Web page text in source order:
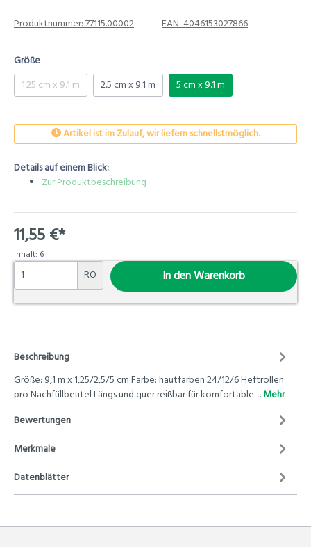
Produktnummer:77115.00002 EAN:4046153027866
Größe
1.25 cm x 9.1 m
2.5 cm x 9.1 m 5 cm x 9.1 m
Artikel ist im Zulauf, wir liefern schnellstmöglich.
Details auf einem Blick:
Zur Produktbeschreibung
11,55 €*
Inhalt: 6
RO In den Warenkorb
Beschreibung
Größe: 9,1 m x 1,25/2,5/5 cm Farbe: hautfarben 24/12/6 Heftrollen
pro Nachfüllbeutel Längs und quer reißbar für komfortable…Mehr
Bewertungen
Merkmale
Datenblätter